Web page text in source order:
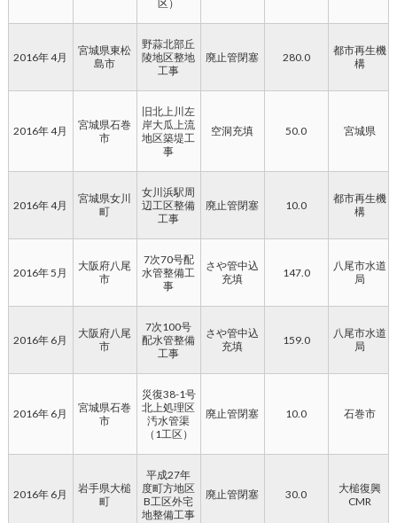
区）
2016年 4月
宮城県東松
島市
野蒜北部丘
陵地区整地
工事
廃止管閉塞 280.0
都市再生機
構
2016年 4月
宮城県石巻
市
旧北上川左
岸大瓜上流
地区築堤工
事
空洞充填 50.0 宮城県
2016年 4月
宮城県女川
町
女川浜駅周
辺工区整備
工事
廃止管閉塞 10.0
都市再生機
構
2016年 5月
大阪府八尾
市
7次70号配
水管整備工
事
さや管中込
充填
147.0
八尾市水道
局
2016年 6月
大阪府八尾
市
7次100号
配水管整備
工事
さや管中込
充填
159.0
八尾市水道
局
2016年 6月
宮城県石巻
市
災復38-1号
北上処理区
汚水管渠
（1工区）
廃止管閉塞 10.0 石巻市
2016年 6月
岩手県大槌
町
平成27年
度町方地区
B工区外宅
地整備工事
廃止管閉塞 30.0
大槌復興
CMR